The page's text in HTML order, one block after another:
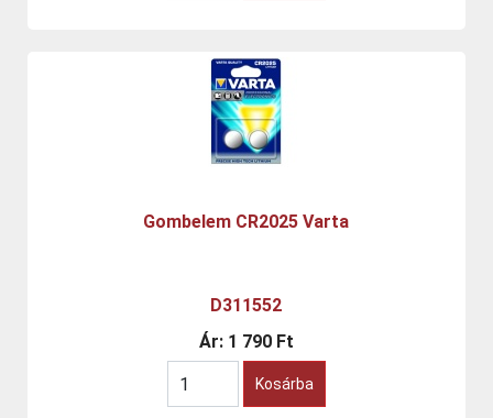
Gombelem CR2025 Varta
D311552
Ár: 1 790 Ft
Kosárba